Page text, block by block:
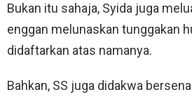
Bukan itu sahaja, Syida juga
enggan melunaskan tunggakan
didaftarkan atas namanya.
Bahkan, SS juga didakwa